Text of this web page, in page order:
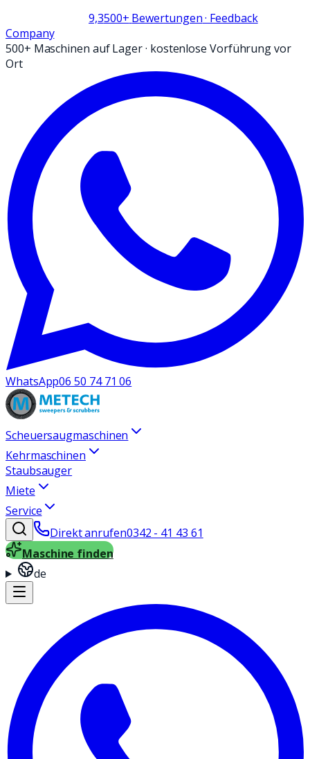
9,3500+ Bewertungen· Feedback
Company
500+ Maschinen auf Lager· kostenlose Vorführung vor
Ort
WhatsApp06 50 74 71 06
Scheuersaugmaschinen
Kehrmaschinen
Staubsauger
Miete
Service
Direkt anrufen0342 - 41 43 61
Maschine finden
de